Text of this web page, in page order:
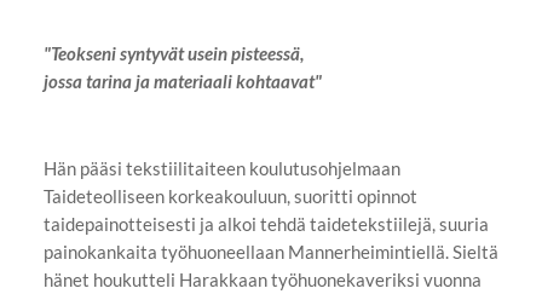
"Teokseni syntyvät usein pisteessä,
jossa tarina ja materiaali kohtaavat"
Hän pääsi tekstiilitaiteen koulutusohjelmaan
Taideteolliseen korkeakouluun, suoritti opinnot
taidepainotteisesti ja alkoi tehdä taidetekstiilejä, suuria
painokankaita työhuoneellaan Mannerheimintiellä. Sieltä
hänet houkutteli Harakkaan työhuonekaveriksi vuonna